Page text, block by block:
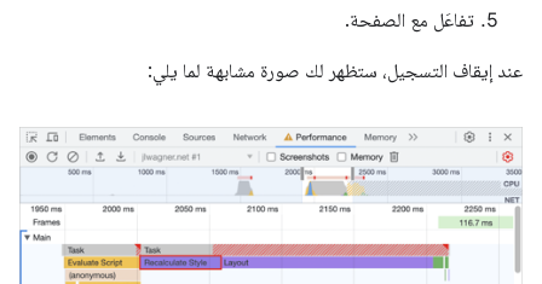
تفاعَل مع الصفحة.
عند إيقاف التسجيل، ستظهر لك صورة مشابهة لما يلي: